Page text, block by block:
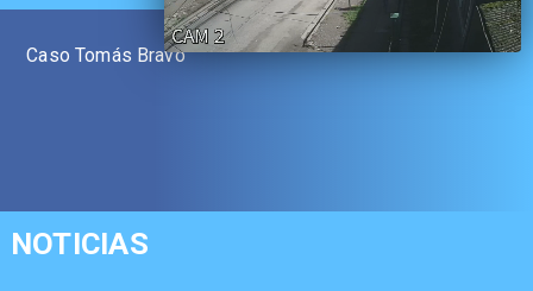
Caso Tomás Bravo
NOTICIAS